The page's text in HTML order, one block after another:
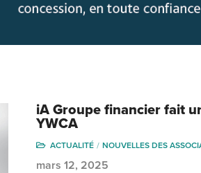
iA Groupe financier fait
YWCA
ACTUALITÉ NOUVELLES DES
mars 12, 2025